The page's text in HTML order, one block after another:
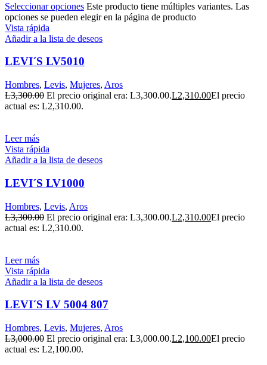
Seleccionar opciones Este producto tiene múltiples variantes. Las
opciones se pueden elegir en la página de producto
Vista rápida
Añadir a la lista de deseos
LEVI´S LV5010
Hombres, Levis, Mujeres, Aros
L3,300.00 El precio original era: L3,300.00.L2,310.00El precio
actual es: L2,310.00.
Leer más
Vista rápida
Añadir a la lista de deseos
LEVI´S LV1000
Hombres, Levis, Aros
L3,300.00 El precio original era: L3,300.00.L2,310.00El precio
actual es: L2,310.00.
Leer más
Vista rápida
Añadir a la lista de deseos
LEVI´S LV 5004 807
Hombres, Levis, Mujeres, Aros
L3,000.00 El precio original era: L3,000.00.L2,100.00El precio
actual es: L2,100.00.